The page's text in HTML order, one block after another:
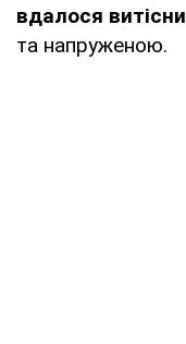
вдалося
та напруженою.